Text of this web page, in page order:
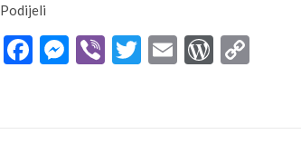
Podijeli
Facebook
Messenger
ViberTwitter
Email